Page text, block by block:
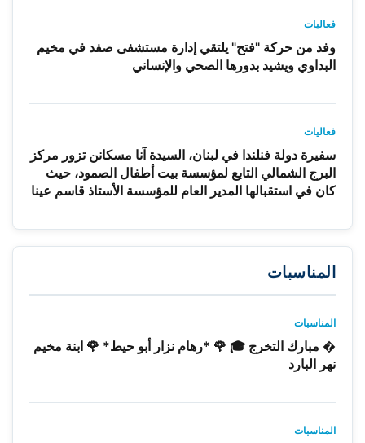
فعاليات
وفد من حركة "فتح" يلتقي إدارة مستشفى صفد في مخيم
البداوي ويشيد بدورها الصحي والإنساني
فعاليات
سفيرة دولة فنلندا في لبنان، السيدة آنا مسكانن تزور مركز
البرج الشمالي التابع لمؤسسة بيت أطفال الصمود، حيث
كان في استقبالها المدير العام للمؤسسة الأستاذ قاسم عينا
المناسبات
المناسبات
� مبارك التخرج 🎓 🌹 *رهام نزار أبو حيط* 🌹 ابنة مخيم
نهر البارد
المناسبات